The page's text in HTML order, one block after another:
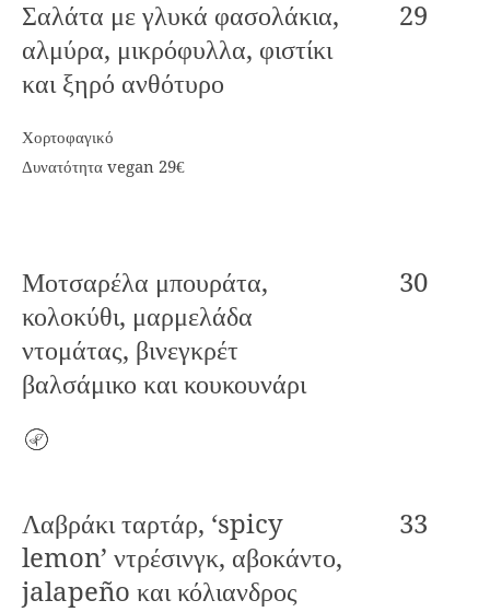
Σαλάτα με γλυκά φασολάκια,
αλμύρα, μικρόφυλλα, φιστίκι
και ξηρό ανθότυρο
29
Χορτοφαγικό
Δυνατότητα vegan 29€
Μοτσαρέλα μπουράτα,
κολοκύθι, μαρμελάδα
ντομάτας, βινεγκρέτ
βαλσάμικο και κουκουνάρι
30
Vegetarian
Λαβράκι ταρτάρ, ‘spicy
lemon’ ντρέσινγκ, αβοκάντο,
jalapeño και κόλιανδρος
33